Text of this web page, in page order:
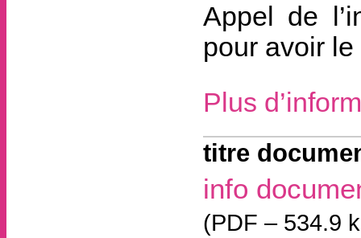
Appel de
pour avoir
Plus
titre
info
(PDF – 534.9